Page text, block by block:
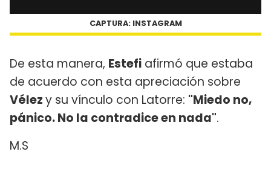
CAPTURA: INSTAGRAM
De esta manera, Estefi afirmó que estaba
de acuerdo con esta apreciación sobre
Vélezy su vínculo con Latorre: "Miedo no,
pánico. No la contradice en nada".
M.S